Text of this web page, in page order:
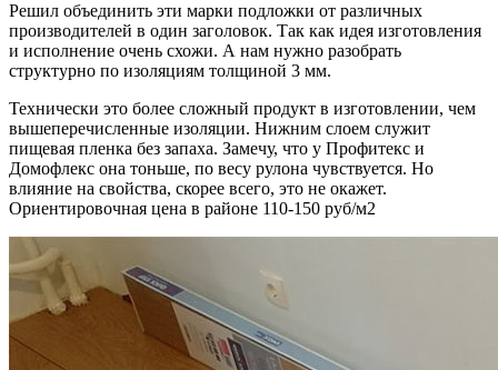
Решил объединить эти марки подложки от различных
производителей в один заголовок. Так как идея изготовления
и исполнение очень схожи. А нам нужно разобрать
структурно по изоляциям толщиной 3 мм.
Технически это более сложный продукт в изготовлении, чем
вышеперечисленные изоляции. Нижним слоем служит
пищевая пленка без запаха. Замечу, что у Профитекс и
Домофлекс она тоньше, по весу рулона чувствуется. Но
влияние на свойства, скорее всего, это не окажет.
Ориентировочная цена в районе 110-150 руб/м2